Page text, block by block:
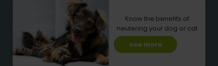
Know the benefits of
neutering your dog or cat
see more